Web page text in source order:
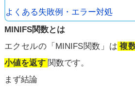
よくある失敗例・エラー対処
MINIFS関数とは
エクセルの「MINIFS関数」は 複
小値を返す 関数です。
まず結論